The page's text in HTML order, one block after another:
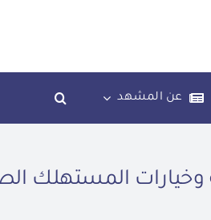
عن المشهد
وخيارات المستهلك